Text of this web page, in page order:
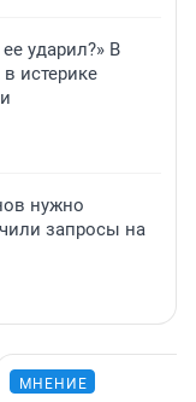
ударил?» В
истерике
нужно
запросы на
МНЕНИЕ